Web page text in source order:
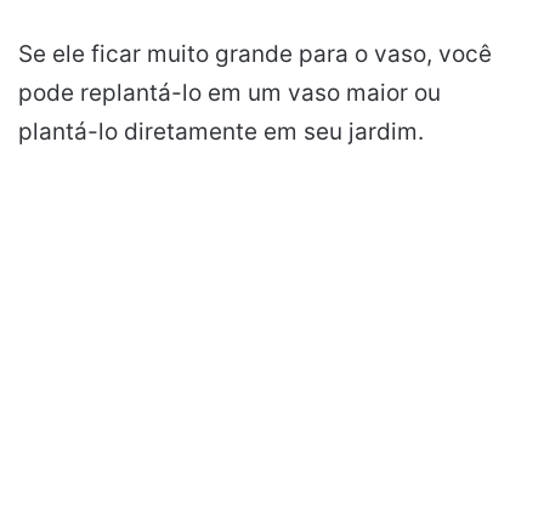
Se ele ficar muito grande para o vaso, você
pode replantá-lo em um vaso maior ou
plantá-lo diretamente em seu jardim.